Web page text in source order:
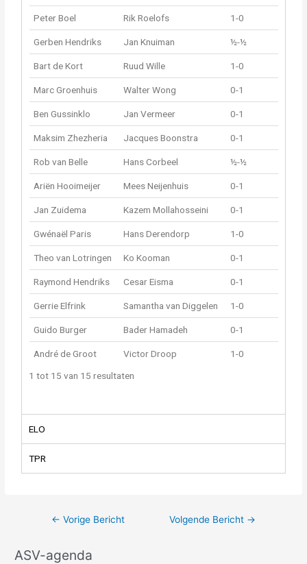
Peter Boel Rik Roelofs 1-0
Gerben Hendriks Jan Knuiman ½-½
Bart de Kort Ruud Wille 1-0
Marc Groenhuis Walter Wong 0-1
Ben Gussinklo Jan Vermeer 0-1
Maksim Zhezheria Jacques Boonstra 0-1
Rob van Belle Hans Corbeel ½-½
Ariën Hooimeijer Mees Neijenhuis 0-1
Jan Zuidema Kazem Mollahosseini 0-1
Gwénaël Paris Hans Derendorp 1-0
Theo van Lotringen Ko Kooman 0-1
Raymond Hendriks Cesar Eisma 0-1
Gerrie Elfrink Samantha van Diggelen 1-0
Guido Burger Bader Hamadeh 0-1
André de Groot Victor Droop
1-0
1 tot 15 van 15 resultaten
ELO
TPR
← Vorige Bericht Volgende Bericht →
ASV-agenda
A